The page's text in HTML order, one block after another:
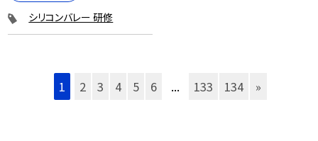
シリコンバレー 研修
1 2 3 4 5 6 ... 133 134 »